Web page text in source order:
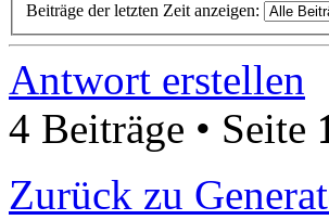
Beiträge der letzten Zeit anzeigen:
Antwort erstellen
4 Beiträge • Seite
Zurück zu